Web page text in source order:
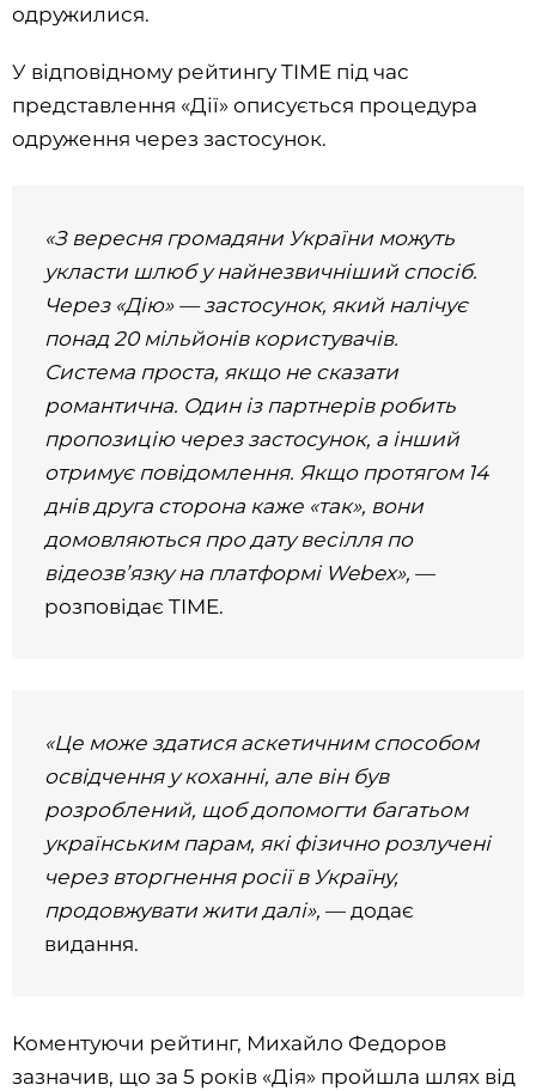
одружилися.
У відповідному рейтингу TIME під час
представлення «Дії» описується процедура
одруження через застосунок.
«З вересня громадяни України можуть
укласти шлюб у найнезвичніший спосіб.
Через «Дію» — застосунок, який налічує
понад 20 мільйонів користувачів.
Система проста, якщо не сказати
романтична. Один із партнерів робить
пропозицію через застосунок, а інший
отримує повідомлення. Якщо протягом 14
днів друга сторона каже «так», вони
домовляються про дату весілля по
відеозв’язку на платформі Webex»,—
розповідає TIME.
«Це може здатися аскетичним способом
освідчення у коханні, але він був
розроблений, щоб допомогти багатьом
українським парам, які фізично розлучені
через вторгнення росії в Україну,
продовжувати жити далі»,— додає
видання.
Коментуючи рейтинг, Михайло Федоров
зазначив, що за 5 років «Дія» пройшла шлях від